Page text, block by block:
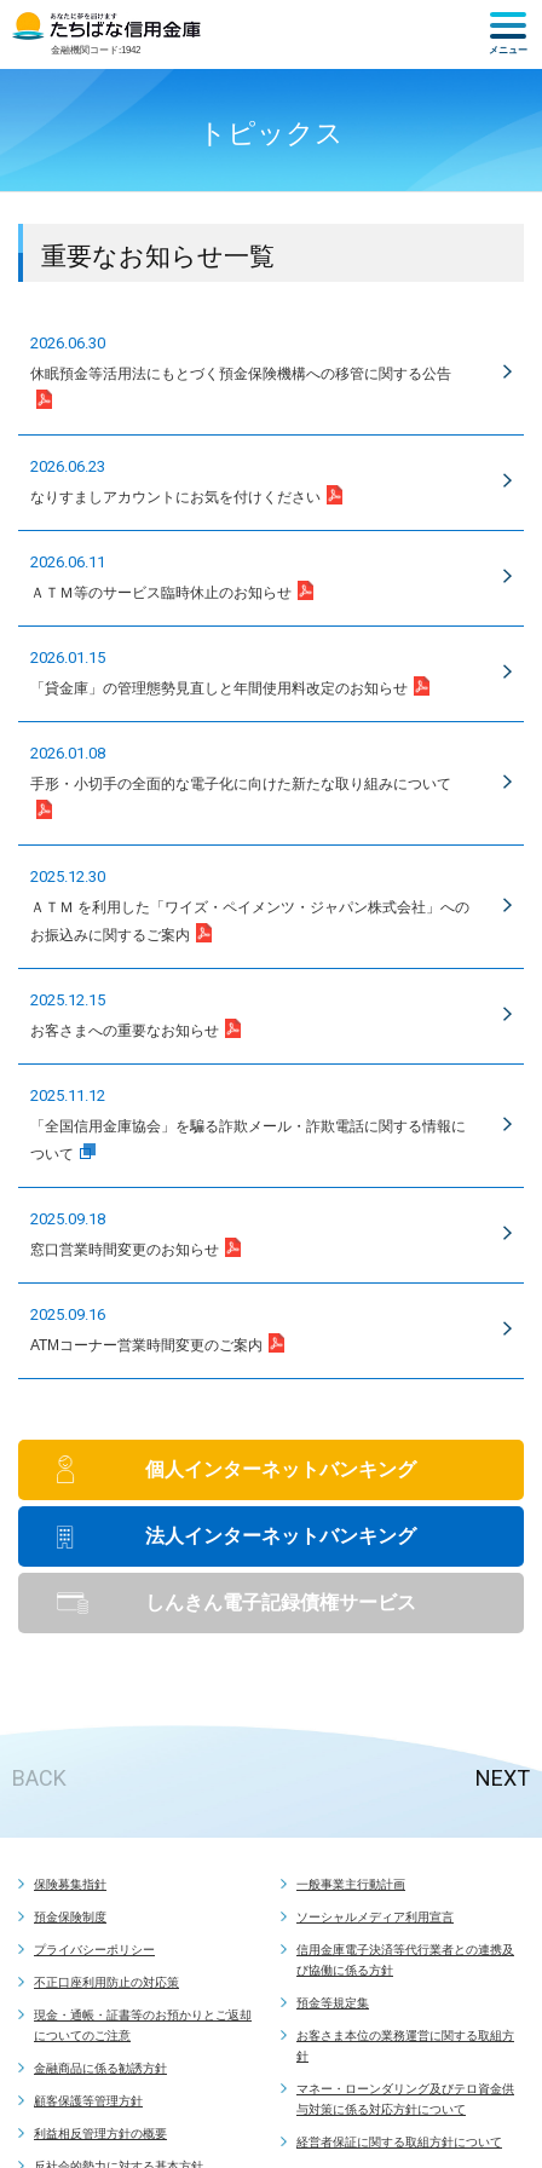
金融機関コード:1942 メニュー
トピックス
重要なお知らせ一覧
2026.06.30
休眠預金等活用法にもとづく預金保険機構への移管に関する公告
2026.06.23
なりすましアカウントにお気を付けください
2026.06.11
ＡＴＭ等のサービス臨時休止のお知らせ
2026.01.15
「貸金庫」の管理態勢見直しと年間使用料改定のお知らせ
2026.01.08
手形・小切手の全面的な電子化に向けた新たな取り組みについて
2025.12.30
ＡＴＭ を利用した「ワイズ・ペイメンツ・ジャパン株式会社」への
お振込みに関するご案内
2025.12.15
お客さまへの重要なお知らせ
2025.11.12
「全国信用金庫協会」を騙る詐欺メール・詐欺電話に関する情報に
ついて
2025.09.18
窓口営業時間変更のお知らせ
2025.09.16
ATMコーナー営業時間変更のご案内
個人インターネットバンキング
法人インターネットバンキング
しんきん電子記録債権サービス
BACK NEXT
保険募集指針
預金保険制度
プライバシーポリシー
不正口座利用防止の対応策
現金・通帳・証書等のお預かりとご返却
についてのご注意
金融商品に係る勧誘方針
顧客保護等管理方針
利益相反管理方針の概要
一般事業主行動計画
ソーシャルメディア利用宣言
信用金庫電子決済等代行業者との連携及
び協働に係る方針
預金等規定集
お客さま本位の業務運営に関する取組方
針
マネー・ローンダリング及びテロ資金供
与対策に係る対応方針について
経営者保証に関する取組方針について
マイカーローン
百点満点（教育ローン）
ＮＥＷ教育カードローン
たちばなカードローン
スーパーきゃっする
有担保住宅ローン
無担保住宅ローン
ATM手数料キャ
Pay-easy（ペ
年金受取口座ご
給与振込サービ
しんきんゼロネ